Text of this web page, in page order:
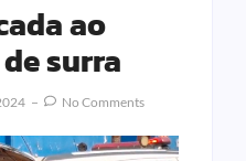
ao
surra
No Comments